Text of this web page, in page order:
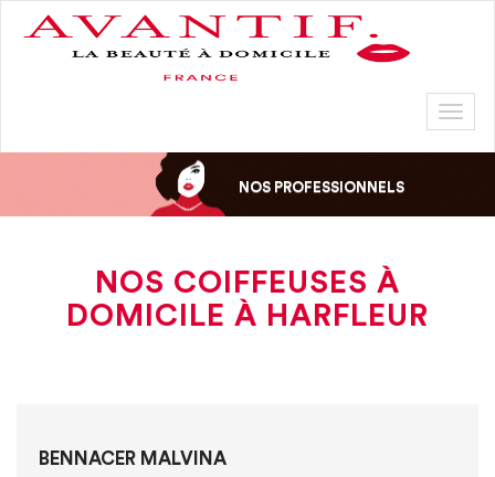
NOS PROFESSIONNELS
NOS COIFFEUSES À
DOMICILE À HARFLEUR
BENNACER MALVINA